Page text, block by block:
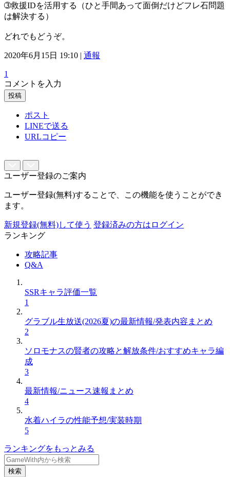
➂救援IDを活用する（ひと手間あって面倒だけどフレ石問題
は解決する）
どれでもどうぞ。
2020年6月15日 19:10 | 通報
1
コメントを入力
投稿
ポスト
LINEで送る
URLコピー
ユーザー登録のご案内
ユーザー登録(無料)することで、この機能を使うことができ
ます。
新規登録(無料)して使う 登録済みの方はログイン
ランキング
攻略記事
Q&A
SSRキャラ評価一覧
1
グラブル生放送(2026夏)の最新情報/発表内容まとめ
2
ソロモナスの賢者の攻略と解放条件/おすすめキャラ編
成
3
最新情報/ニュース速報まとめ
4
水着ハイラの性能予想/実装時期
5
ランキングをもっとみる
検索